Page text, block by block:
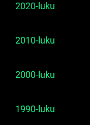
2020-luku
2010-luku
2000-luku
1990-luku